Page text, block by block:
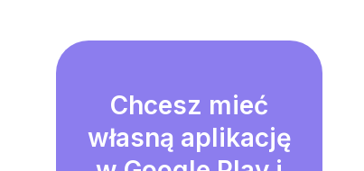
Chcesz mieć
własną aplikację